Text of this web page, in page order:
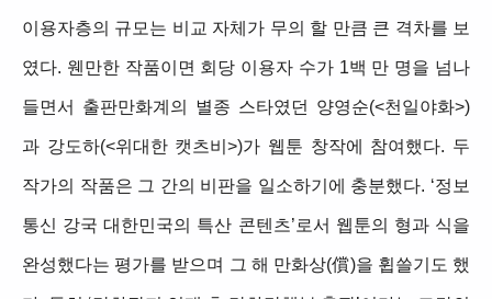
이용자층의 규모는 비교 자체가 무의 할 만큼 큰 격차를 보
였다. 웬만한 작품이면 회당 이용자 수가 1백 만 명을 넘나
들면서 출판만화계의 별종 스타였던 양영순(<천일야화>)
과 강도하(<위대한 캣츠비>)가 웹툰 창작에 참여했다. 두
작가의 작품은 그 간의 비판을 일소하기에 충분했다. ‘정보
통신 강국 대한민국의 특산 콘텐츠’로서 웹툰의 형과 식을
완성했다는 평가를 받으며 그 해 만화상(償)을 휩쓸기도 했